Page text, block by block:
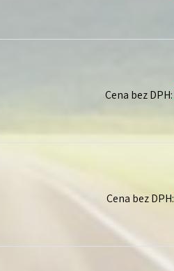
Cena bez DPH:
Cena bez DPH: